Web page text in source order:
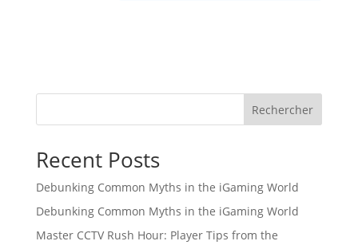
Rechercher
Recent Posts
Debunking Common Myths in the iGaming World
Debunking Common Myths in the iGaming World
Master CCTV Rush Hour: Player Tips from the